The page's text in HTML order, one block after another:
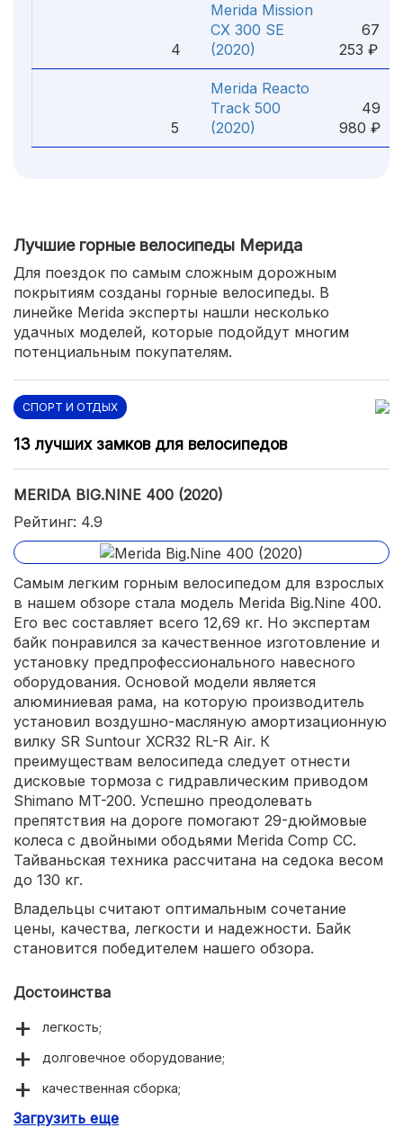
4
Merida Mission
CX 300 SE
(2020)
67
253 ₽
5
Merida Reacto
Track 500
(2020)
49
980 ₽
Лучшие горные велосипеды Мерида
Для поездок по самым сложным дорожным
покрытиям созданы горные велосипеды. В
линейке Merida эксперты нашли несколько
удачных моделей, которые подойдут многим
потенциальным покупателям.
СПОРТ И ОТДЫХ
13 лучших замков для велосипедов
MERIDA BIG.NINE 400 (2020)
Рейтинг: 4.9
Самым легким горным велосипедом для взрослых
в нашем обзоре стала модель Merida Big.Nine 400.
Его вес составляет всего 12,69 кг. Но экспертам
байк понравился за качественное изготовление и
установку предпрофессионального навесного
оборудования. Основой модели является
алюминиевая рама, на которую производитель
установил воздушно-масляную амортизационную
вилку SR Suntour XCR32 RL-R Air. К
преимуществам велосипеда следует отнести
дисковые тормоза с гидравлическим приводом
Shimano MT-200. Успешно преодолевать
препятствия на дороге помогают 29-дюймовые
колеса с двойными ободьями Merida Comp CC.
Тайваньская техника рассчитана на седока весом
до 130 кг.
Владельцы считают оптимальным сочетание
цены, качества, легкости и надежности. Байк
становится победителем нашего обзора.
Достоинства
легкость;
долговечное оборудование;
качественная сборка;
надежность.
Загрузить еще